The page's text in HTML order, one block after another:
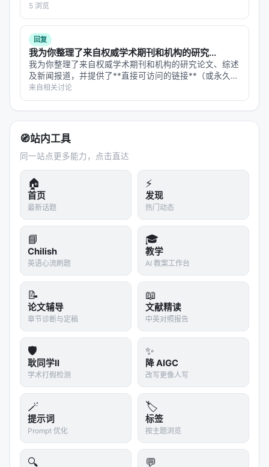
the-art results. Perturbation studies further
demonstrate substantial resilience to noisy or
misleading external signals, mitigating the fragility
of the search process. We believe these findings
offer practical guidance for integrating LLM-
powered agents into more complex interactive
environments and enabling more autonomous
实验与评估
）通常包括：
数据集
：MS MARCO、BEIR、Natural
Questions、领域专有语料、推荐公开集等；
指标
：nDCG@10、MRR、Recall@k、Hit@k、人
类偏好、任务成功率、延迟与 token 成本；
对比基线：BM25、稠密检索、交叉编码器重排、
无检索 LLM、商业搜索 API；
消融：验证各模块（检索步数、重排深度、训练数
据规模）对最终质量的贡献。
具体数值结果需以原文表格为准；本报告基于摘要与
公开元数据归纳实验设计逻辑，建议在引用定量结论
时核对 PDF 原文。
主要结论与洞察
对 Search / Rec / Personalization 领域的启示： 1.
架构：级联检索+重排+生成仍为主流，但 agentic 范
式正将“检索次数与策略”本身作为可学习对象； 2.数
塞进了模型自己脑子里。 8 月 5 日 字节 Seed 发布
SeedRealtime，原生音视频全双工大模型。它把音频、
视频、…
5 浏览
回复
我为你整理了来自权威学术期刊和机构的研究...
我为你整理了来自权威学术期刊和机构的研究论文、综述
及新闻报道，并提供了**直接可访问的链接**（或永久标
识符DOI）。这些资料覆盖了机制探索、疾病应用和前沿
技术等多个方面。 以下是经过验证的参考文献列表，已
按研究主题分类，并附有简要内容说…
来自相关讨论
🧭站内工具
同一站点更多能力，点击直达
🏠
首页
最新话题
⚡
发现
热门动态
📘
Chilish
英语心流刷题
🎓
教学
AI 教案工作台
📝
论文辅导
章节诊断与定稿
📖
文献精读
中英对照报告
🛡️
耿同学II
学术打假检测
✨
降 AIGC
改写更像人写
🪄
提示词
Prompt 优化
🏷️
标签
按主题浏览
🔍 💬